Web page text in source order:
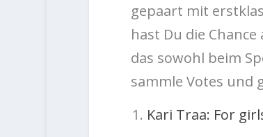
gepaart mit
hast Du die
das sowohl beim
sammle Votes und
Kari Traa: For